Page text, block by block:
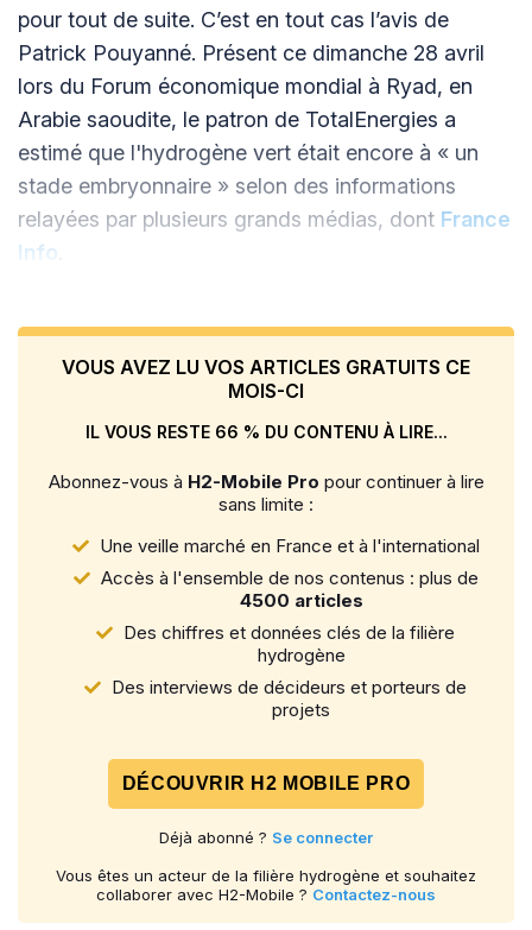
pour tout de suite. C’est en tout cas l’avis de
Patrick Pouyanné. Présent ce dimanche 28 avril
lors du Forum économique mondial à Ryad, en
Arabie saoudite, le patron de TotalEnergies a
estimé que l'hydrogène vert était encore à « un
stade embryonnaire » selon des informations
relayées par plusieurs grands médias, dont France
Info
VOUS AVEZ LU VOS ARTICLES GRATUITS CE
MOIS-CI
IL VOUS RESTE 66 % DU CONTENU À LIRE...
Abonnez-vous à H2-Mobile Pro pour continuer à lire
sans limite :
Une veille marché en France et à l'international
Accès à l'ensemble de nos contenus : plus de
4500 articles
Des chiffres et données clés de la filière
hydrogène
Des interviews de décideurs et porteurs de
projets
DÉCOUVRIR H2 MOBILE PRO
Déjà abonné ? Se connecter
Vous êtes un acteur de la filière hydrogène et souhaitez
collaborer avec H2-Mobile ? Contactez-nous